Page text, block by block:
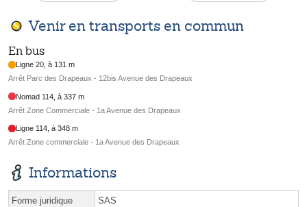
Venir en transports en commun
En bus
Ligne 20, à 131 m
Arrêt Parc des Drapeaux - 12bis Avenue des Drapeaux
Nomad 114, à 337 m
Arrêt Zone Commerciale - 1a Avenue des Drapeaux
Ligne 114, à 348 m
Arrêt Zone commerciale - 1a Avenue des Drapeaux
Informations
Forme juridique SAS